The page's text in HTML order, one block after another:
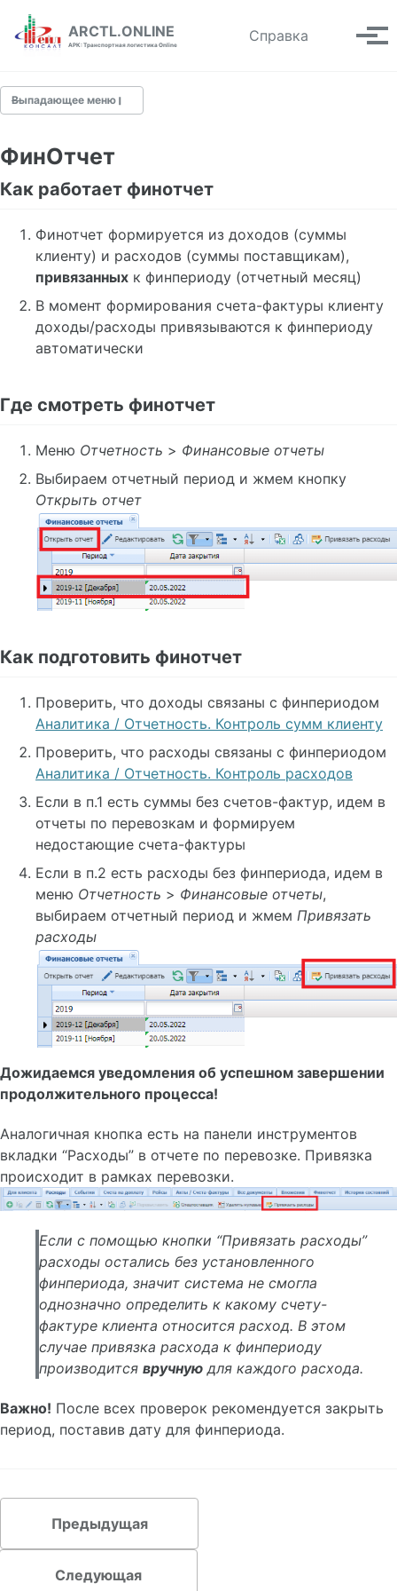
Skip to primary navigation
Skip to content
Skip to footer
ARCTL.ONLINE
АРК: Транспортная логистика Online
Справка Toggle
Выпадающее меню
Быстрый старт
Рабочая область
Рабочая таблица
Форма редактирования
Аналитика
Меню пользователя
Договоры
Реестры НДС 0%
Сохранение заявки в Word
Изменение суммы счета
Корректировочный счет-фактура
Применение скидки
Добавление перевозок в ДЦ
ДЦ (жд). Состояние станции
Настройка печати ТН
ЭТП 'Грузовые перевозки'
Уведомления
ФинОтчет. Контроль. Клиенту
ФинОтчет. Контроль. Расходы
Общая информация
Создание пользователя
Правило 'Только свои'
Технические требования
Контур.Диадок
1С: Бухгалтерия 3.0
ФинОтчет
Как работает финотчет
Финотчет формируется из доходов (суммы
клиенту) и расходов (суммы поставщикам),
привязанных к финпериоду (отчетный месяц)
В момент формирования счета-фактуры клиенту
доходы/расходы привязываются к финпериоду
автоматически
Где смотреть финотчет
Меню Отчетность > Финансовые отчеты
Выбираем отчетный период и жмем кнопку
Открыть отчет
Как подготовить финотчет
Проверить, что доходы связаны с финпериодом
Аналитика / Отчетность. Контроль сумм клиенту
Проверить, что расходы связаны с финпериодом
Аналитика / Отчетность. Контроль расходов
Если в п.1 есть суммы без счетов-фактур, идем в
отчеты по перевозкам и формируем
недостающие счета-фактуры
Если в п.2 есть расходы без финпериода, идем в
меню Отчетность > Финансовые отчеты,
выбираем отчетный период и жмем Привязать
расходы
Дожидаемся уведомления об успешном завершении
продолжительного процесса!
Аналогичная кнопка есть на панели инструментов
вкладки “Расходы” в отчете по перевозке. Привязка
происходит в рамках перевозки.
Если с помощью кнопки “Привязать расходы”
расходы остались без установленного
финпериода, значит система не смогла
однозначно определить к какому счету-
фактуре клиента относится расход. В этом
случае привязка расхода к финпериоду
производится вручную для каждого расхода.
Важно! После всех проверок рекомендуется закрыть
период, поставив дату для финпериода.
Предыдущая
Следующая